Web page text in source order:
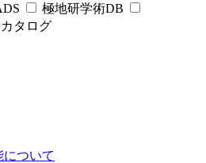
極地研学術DB
タログ
について